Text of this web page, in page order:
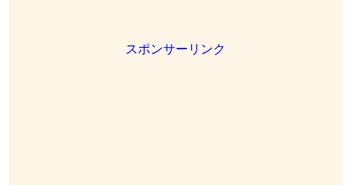
スポンサーリンク